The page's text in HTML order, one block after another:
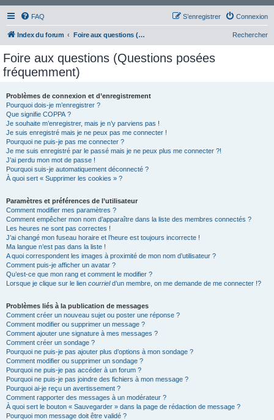
FAQ Connexion
S’enregistrer
Index du forum Foire aux questions (Questions posées fréquemment) Rechercher
Foire aux questions (Questions posées
fréquemment)
Problèmes de connexion et d’enregistrement
Pourquoi dois-je m’enregistrer ?
Que signifie COPPA ?
Je souhaite m’enregistrer, mais je n’y parviens pas !
Je suis enregistré mais je ne peux pas me connecter !
Pourquoi ne puis-je pas me connecter ?
Je me suis enregistré par le passé mais je ne peux plus me connecter ?!
J’ai perdu mon mot de passe !
Pourquoi suis-je automatiquement déconnecté ?
À quoi sert « Supprimer les cookies » ?
Paramètres et préférences de l’utilisateur
Comment modifier mes paramètres ?
Comment empêcher mon nom d’apparaître dans la liste des membres connectés ?
Les heures ne sont pas correctes !
J’ai changé mon fuseau horaire et l’heure est toujours incorrecte !
Ma langue n’est pas dans la liste !
A quoi correspondent les images à proximité de mon nom d’utilisateur ?
Comment puis-je afficher un avatar ?
Qu’est-ce que mon rang et comment le modifier ?
Lorsque je clique sur le lien courrield’un membre, on me demande de me connecter !?
Problèmes liés à la publication de messages
Comment créer un nouveau sujet ou poster une réponse ?
Comment modifier ou supprimer un message ?
Comment ajouter une signature à mes messages ?
Comment créer un sondage ?
Pourquoi ne puis-je pas ajouter plus d’options à mon sondage ?
Comment modifier ou supprimer un sondage ?
Pourquoi ne puis-je pas accéder à un forum ?
Pourquoi ne puis-je pas joindre des fichiers à mon message ?
Pourquoi ai-je reçu un avertissement ?
Comment rapporter des messages à un modérateur ?
À quoi sert le bouton « Sauvegarder » dans la page de rédaction de message ?
Pourquoi mon message doit être validé ?